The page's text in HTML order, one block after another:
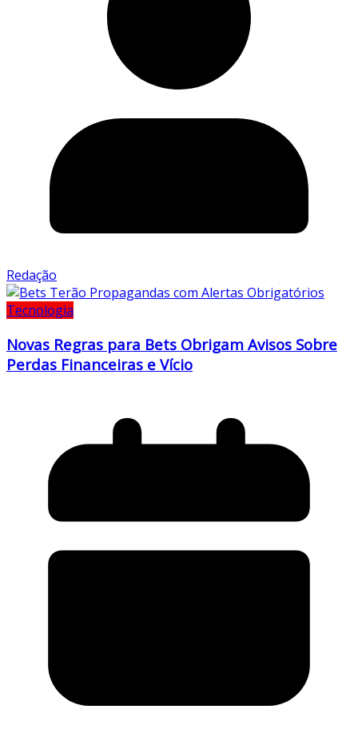
Redação
Tecnologia
Novas Regras para Bets Obrigam Avisos Sobre
Perdas Financeiras e Vício